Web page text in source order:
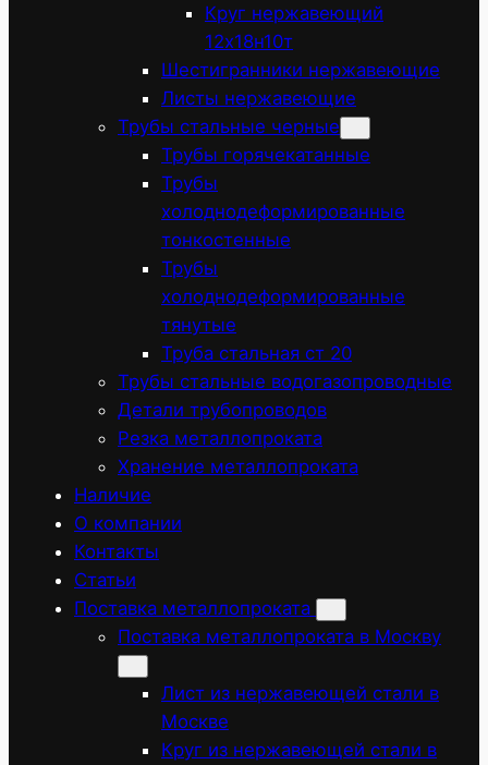
Круг нержавеющий
12х18н10т
Шестигранники нержавеющие
Листы нержавеющие
Трубы стальные черные
Трубы горячекатанные
Трубы
холоднодеформированные
тонкостенные
Трубы
холоднодеформированные
тянутые
Труба стальная ст 20
Трубы стальные водогазопроводные
Детали трубопроводов
Резка металлопроката
Хранение металлопроката
Наличие
О компании
Контакты
Статьи
Поставка металлопроката
Поставка металлопроката в Москву
Лист из нержавеющей стали в
Москве
Круг из нержавеющей стали в